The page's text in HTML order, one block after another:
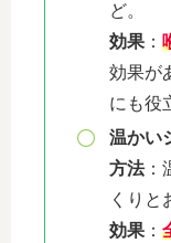
ど。
効果：
効果が
にも役
温かい
方法：
くりと
効果：